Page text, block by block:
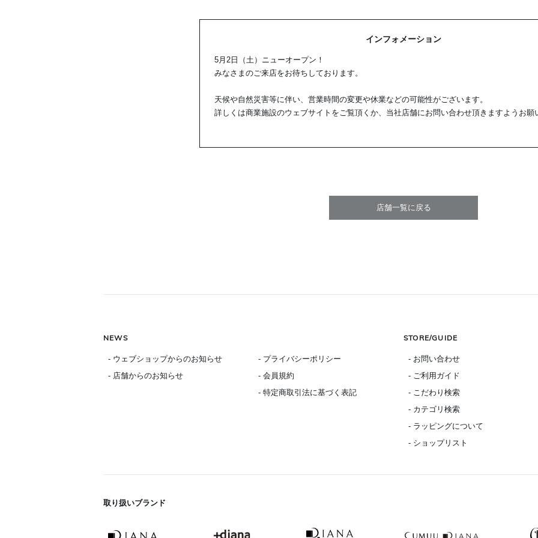
インフォメーション
5月2日（土）ニューオープン！
みなさまのご来店をお待ちしております。
天候や自然災害等に伴い、営業時間の変更や休業などの可能性がございます。
詳しくは商業施設のウェブサイトをご覧頂くか、当社店舗にお問い合わせ頂きますようお願
店舗一覧に戻る
NEWS
- ウェブショップからのお知らせ
- 店舗からのお知らせ
- プライバシーポリシー
- 会員規約
- 特定商取引法に基づく表記
STORE/GUIDE
- お問い合わせ
- ご利用ガイド
- こだわり検索
- カテゴリ検索
- ラッピングについて
- ショップリスト
取り扱いブランド